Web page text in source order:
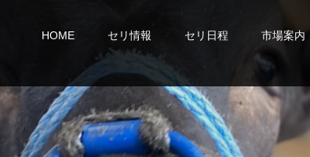
HOME セリ情報 セリ日程 市場案内